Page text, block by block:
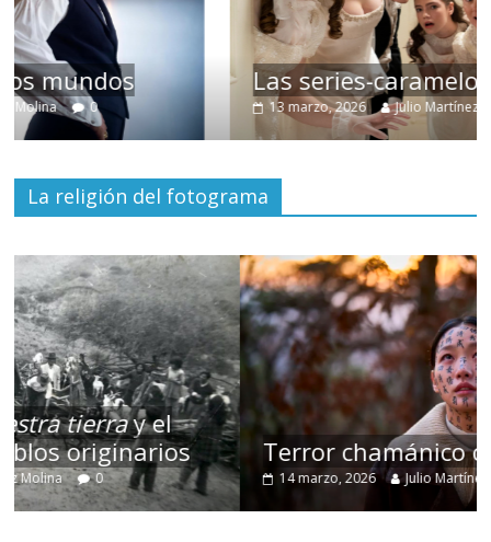
Las series-caramelos de Shondaland
13 marzo, 2026 Julio Martínez Molina 0
La religión del fotograma
Terror chamánico coreano
14 marzo, 2026 Julio Martínez Molina 0